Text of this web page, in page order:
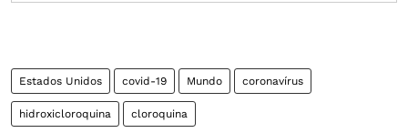
Estados Unidos covid-19 Mundo coronavírus
hidroxicloroquina cloroquina